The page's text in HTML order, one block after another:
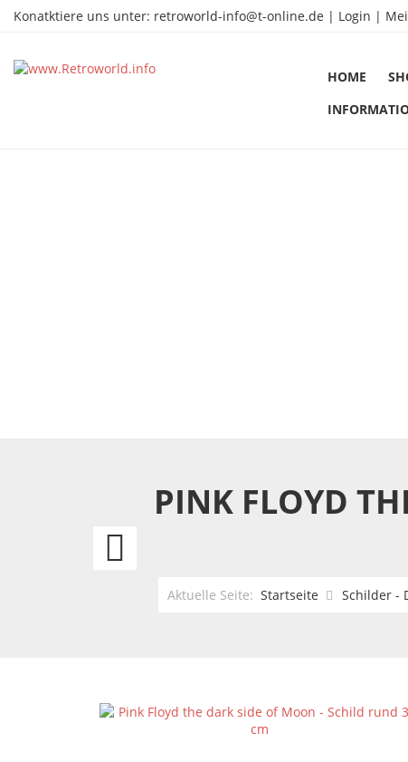
Konatktiere uns unter: retroworld-info@t-online.de | Login |
HOME
PINK FLOYD
Aktuelle Seite: Startseite Schilder -
Sun
Pink